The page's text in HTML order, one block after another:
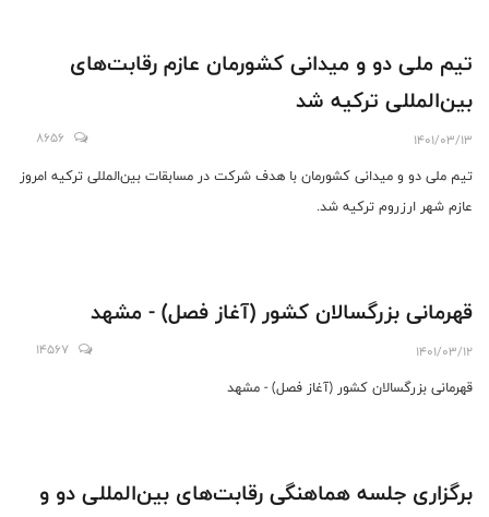
تیم ملی دو و میدانی کشورمان عازم رقابت‌های
بین‌المللی ترکیه شد
1401/03/13
8656
تیم ملی دو و میدانی کشورمان با هدف شرکت در مسابقات بین‌المللی ترکیه امروز
عازم شهر ارزروم ترکیه شد.
قهرمانی بزرگسالان کشور (آغاز فصل) - مشهد
1401/03/12
14567
قهرمانی بزرگسالان کشور (آغاز فصل) - مشهد
برگزاری جلسه هماهنگی رقابت‌های بین‌المللی دو و